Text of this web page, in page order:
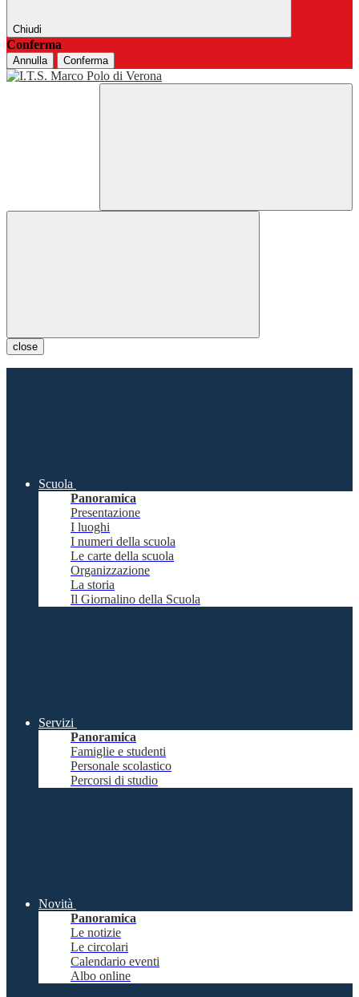
Chiudi
Conferma
Annulla Conferma
close
Scuola
Panoramica
Presentazione
I luoghi
I numeri della scuola
Le carte della scuola
Organizzazione
La storia
Il Giornalino della Scuola
Servizi
Panoramica
Famiglie e studenti
Personale scolastico
Percorsi di studio
Novità
Panoramica
Le notizie
Le circolari
Calendario eventi
Albo online